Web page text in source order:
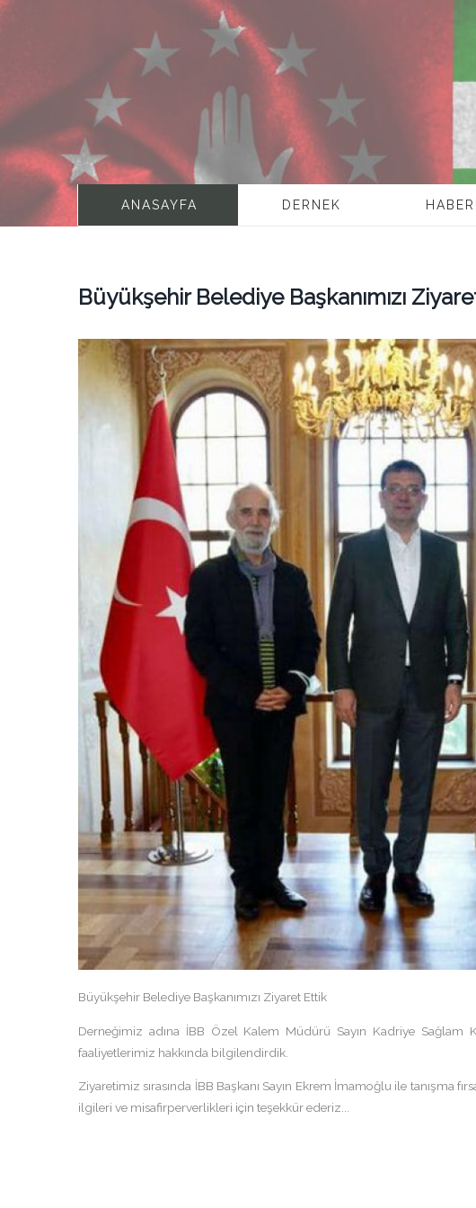
ANASAYFA DERNEK
Büyükşehir Belediye Başkanımızı
Büyükşehir Belediye Başkanımızı Ziyaret Ettik
Derneğimiz adına İBB Özel Kalem Müdürü Sayın Kadriye
faaliyetlerimiz hakkında bilgilendirdik.
Ziyaretimiz sırasında İBB Başkanı Sayın Ekrem İmamoğlu ile tanışma
ilgileri ve misafirperverlikleri için teşekkür ederiz...